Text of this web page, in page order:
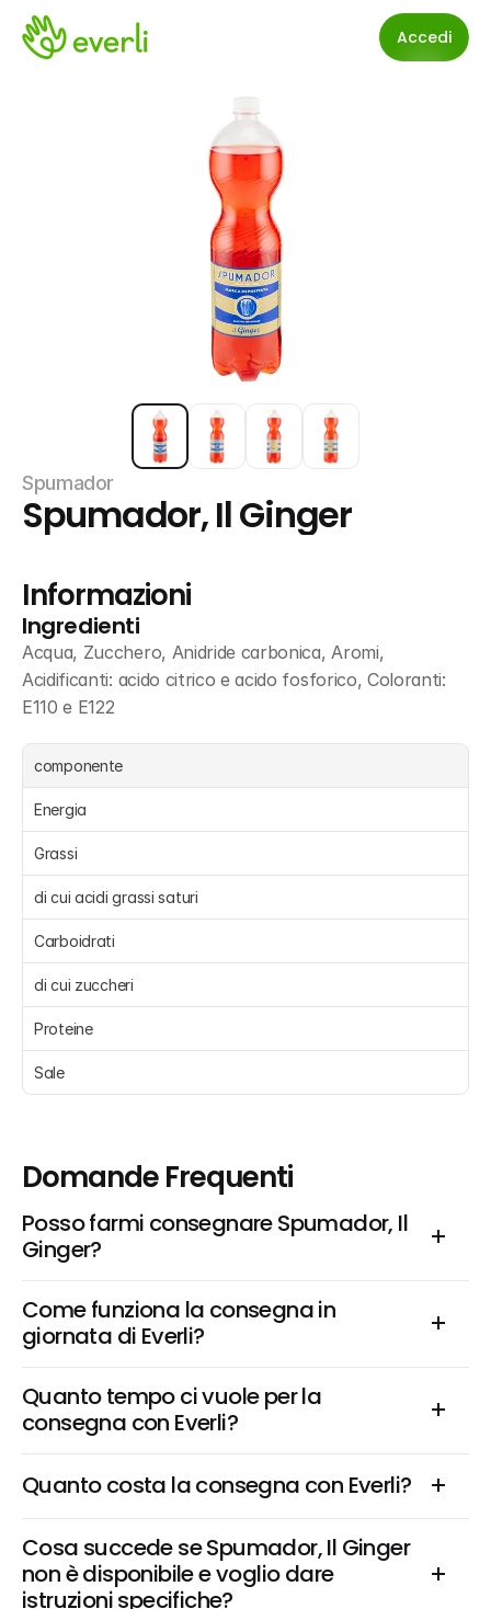
Accedi
Spumador
Spumador, Il Ginger
Informazioni
Ingredienti
Acqua, Zucchero, Anidride carbonica, Aromi,
Acidificanti: acido citrico e acido fosforico, Coloranti:
E110 e E122
componente
Energia
Grassi
di cui acidi grassi saturi
Carboidrati
di cui zuccheri
Proteine
Sale
Domande Frequenti
Posso farmi consegnare Spumador, Il
Ginger?
Come funziona la consegna in
giornata di Everli?
Quanto tempo ci vuole per la
consegna con Everli?
Quanto costa la consegna con Everli?
Cosa succede se Spumador, Il Ginger
non è disponibile e voglio dare
istruzioni specifiche?